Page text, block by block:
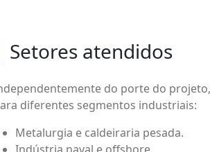
Setores atendidos
Independentemente do porte do
para diferentes segmentos industriais: